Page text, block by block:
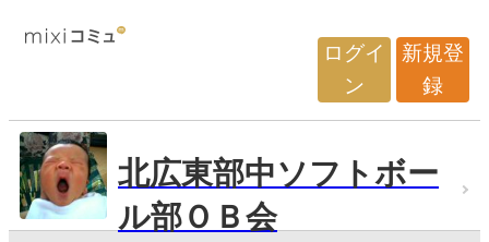
ログイ
ン
新規登
録
北広東部中ソフトボー
ル部ＯＢ会